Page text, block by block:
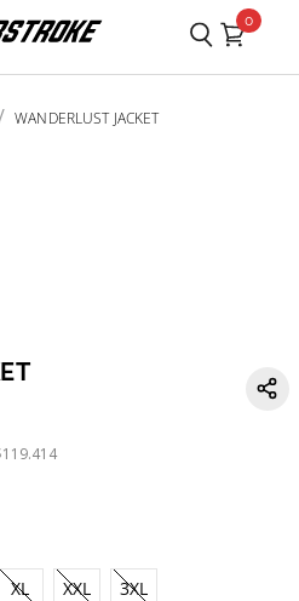
0
WANDERLUST JACKET
119.414
XL XXL 3XL